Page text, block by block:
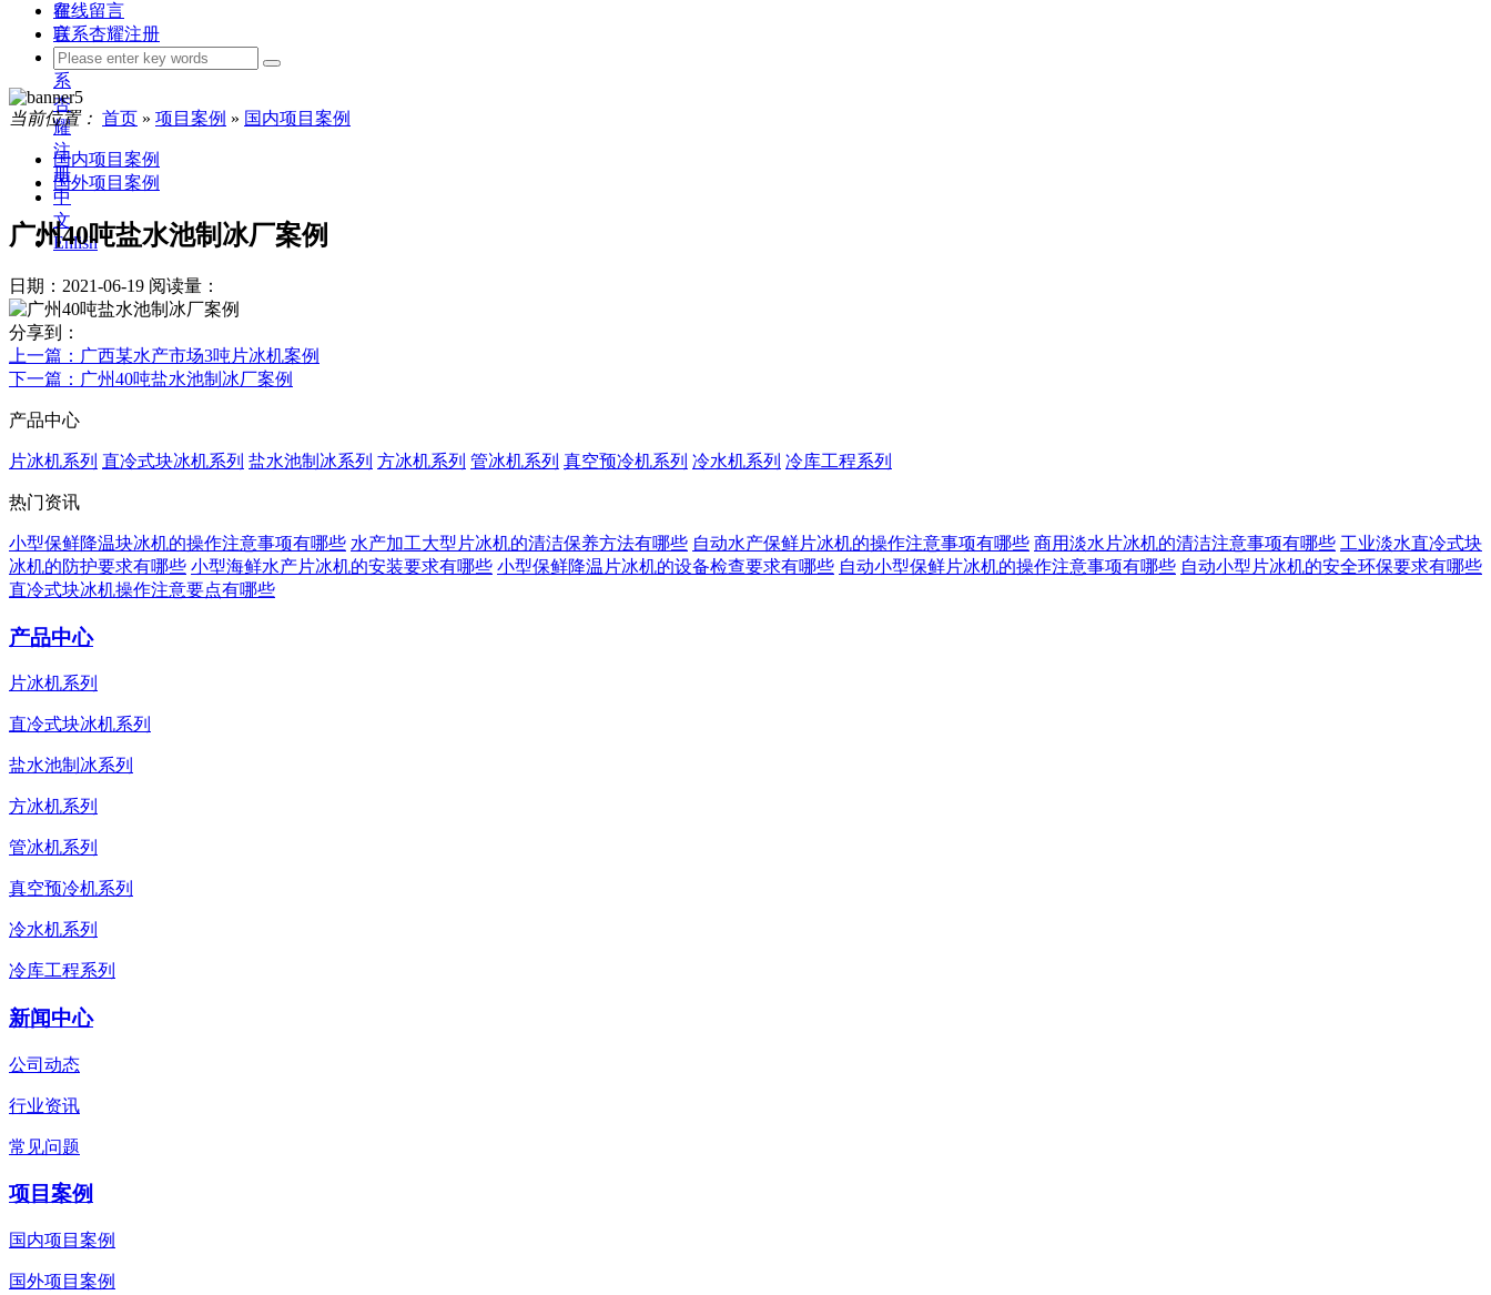
留
言
联
系
杏
耀
注
册
中
文
Enlish
在线留言
联系杏耀注册
当前位置： 首页 » 项目案例 » 国内项目案例
国内项目案例
国外项目案例
广州40吨盐水池制冰厂案例
日期：2021-06-19 阅读量：
分享到：
上一篇 ：广西某水产市场3吨片冰机案例
下一篇 ：广州40吨盐水池制冰厂案例
产品中心
片冰机系列 直冷式块冰机系列 盐水池制冰系列 方冰机系列 管冰机系列 真空预冷机系列 冷水机系列 冷库工程系列
热门资讯
小型保鲜降温块冰机的操作注意事项有哪些 水产加工大型片冰机的清洁保养方法有哪些 自动水产保鲜片冰机的操作注意事项有哪些 商用淡水片冰机的清洁注意事项有哪些 工业淡水直冷式块
冰机的防护要求有哪些 小型海鲜水产片冰机的安装要求有哪些 小型保鲜降温片冰机的设备检查要求有哪些 自动小型保鲜片冰机的操作注意事项有哪些 自动小型片冰机的安全环保要求有哪些
直冷式块冰机操作注意要点有哪些
产品中心
片冰机系列
直冷式块冰机系列
盐水池制冰系列
方冰机系列
管冰机系列
真空预冷机系列
冷水机系列
冷库工程系列
新闻中心
公司动态
行业资讯
常见问题
项目案例
国内项目案例
国外项目案例